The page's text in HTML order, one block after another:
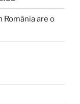
România are o